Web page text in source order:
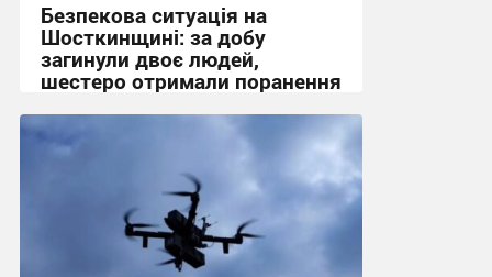
Безпекова ситуація на
Шосткинщині: за добу
загинули двоє людей,
шестеро отримали поранення
08:19 сьогодні